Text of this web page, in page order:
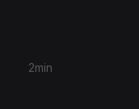
2min